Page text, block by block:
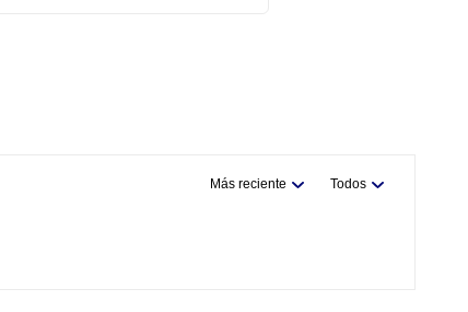
Más reciente Todos